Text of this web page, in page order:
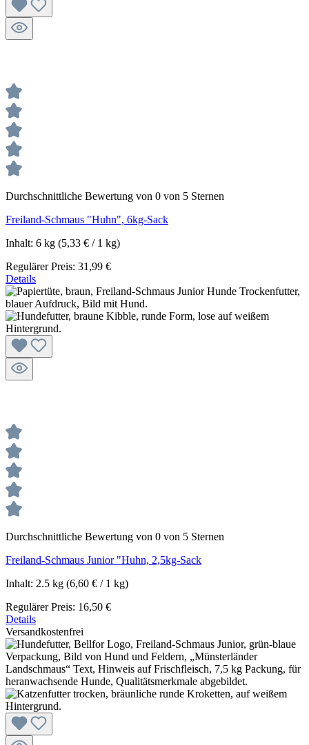
Durchschnittliche Bewertung von 0 von 5 Sternen
Freiland-Schmaus "Huhn", 6kg-Sack
Inhalt: 6 kg (5,33 € / 1 kg)
Regulärer Preis: 31,99 €
Details
Durchschnittliche Bewertung von 0 von 5 Sternen
Freiland-Schmaus Junior "Huhn, 2,5kg-Sack
Inhalt: 2.5 kg (6,60 € / 1 kg)
Regulärer Preis: 16,50 €
Details
Versandkostenfrei